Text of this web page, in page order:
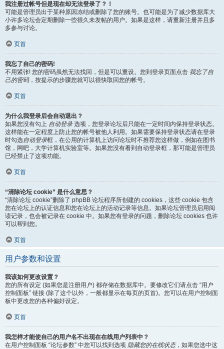
我注册过帐号但是现在却无法登录了？！
可能是管理员出于某种原因冻结或删除了您的账号。也可能是为了减少数据库大
小许多论坛会定期删除一些很久未发帖的用户。如果是这样，请重新注册并且多
多参与讨论。
页首
我忘了自己的密码!
不用紧张! 您的密码虽然无法找回，但是可以重设。您到登录页面点击 我忘了自
己的密码，按提示的步骤您就可以很快取回您的帐号。
页首
为什么我登录后会自动退出？
如果您没有勾上 自动登录选项，您登录论坛后只能在一定时间内保持登录状态。
这样能在一定程度上防止您的帐号被他人利用。如果需要保持登录状态请在登录
时勾选自动登录框，在公用的计算机上访问论坛时不推荐您这样做，例如在图书
馆，网吧，大学计算机实验室等。如果您没有看到自动登录框，那可能是管理员
已经禁止了这项功能。
页首
“清除论坛 cookie” 是什么意思？
“清除论坛 cookie”删除了 phpBB 论坛程序所创建的 cookies，这些 cookie 包含
您在论坛上的认证信息和您在论坛上的活动记录等信息。如果论坛管理员启用阅
读记录，也会被记录在 cookie 中。如果您有登录的问题，删除论坛 cookies 也许
可以帮到您。
页首
用户参数和设置
我该如何更改设置？
您的所有设定 (如果您是注册用户) 都存储在数据库中。要修改它们请点击 “用户
控制面板” 链接 (除了这个以外，一般都显示在每页的页首)。您可以在用户控制面
板中更改您的各种偏好设定。
页首
我怎样才能使自己的用户名不出现在在线用户列表中？
在用户控制面板 “论坛参数” 中您可以找到选项 隐藏您的在线状态，如果您选中这